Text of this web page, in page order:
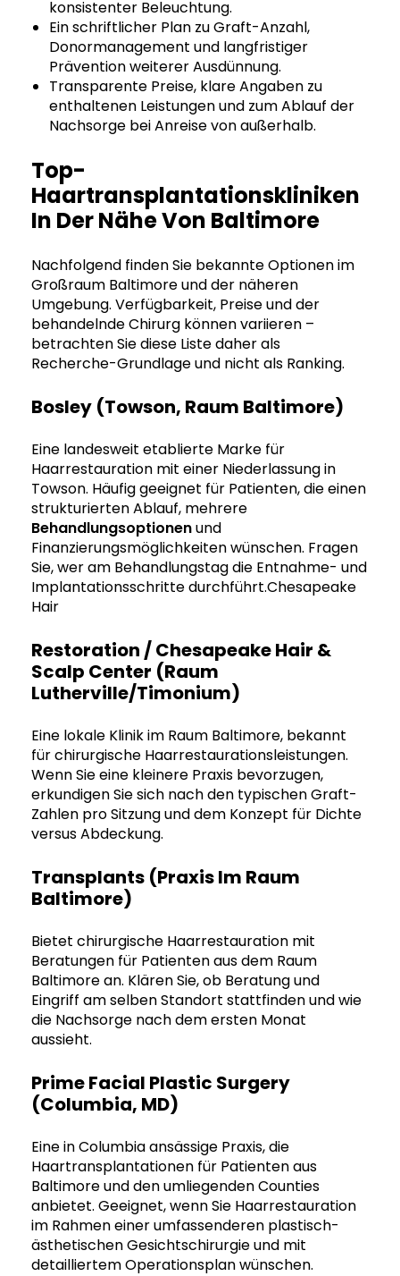
konsistenter Beleuchtung.
Ein schriftlicher Plan zu Graft-Anzahl,
Donormanagement und langfristiger
Prävention weiterer Ausdünnung.
Transparente Preise, klare Angaben zu
enthaltenen Leistungen und zum Ablauf der
Nachsorge bei Anreise von außerhalb.
Top-
Haartransplantationskliniken
In Der Nähe Von Baltimore
Nachfolgend finden Sie bekannte Optionen im
Großraum Baltimore und der näheren
Umgebung. Verfügbarkeit, Preise und der
behandelnde Chirurg können variieren –
betrachten Sie diese Liste daher als
Recherche-Grundlage und nicht als Ranking.
Bosley (Towson, Raum Baltimore)
Eine landesweit etablierte Marke für
Haarrestauration mit einer Niederlassung in
Towson. Häufig geeignet für Patienten, die einen
strukturierten Ablauf, mehrere
Behandlungsoptionenund
Finanzierungsmöglichkeiten wünschen. Fragen
Sie, wer am Behandlungstag die Entnahme- und
Implantationsschritte durchführt.Chesapeake
Hair
Restoration / Chesapeake Hair &
Scalp Center (Raum
Lutherville/Timonium)
Eine lokale Klinik im Raum Baltimore, bekannt
für chirurgische Haarrestaurationsleistungen.
Wenn Sie eine kleinere Praxis bevorzugen,
erkundigen Sie sich nach den typischen Graft-
Zahlen pro Sitzung und dem Konzept für Dichte
versus Abdeckung.
Transplants (Praxis Im Raum
Baltimore)
Bietet chirurgische Haarrestauration mit
Beratungen für Patienten aus dem Raum
Baltimore an. Klären Sie, ob Beratung und
Eingriff am selben Standort stattfinden und wie
die Nachsorge nach dem ersten Monat
aussieht.
Prime Facial Plastic Surgery
(Columbia, MD)
Eine in Columbia ansässige Praxis, die
Haartransplantationen für Patienten aus
Baltimore und den umliegenden Counties
anbietet. Geeignet, wenn Sie Haarrestauration
im Rahmen einer umfassenderen plastisch-
ästhetischen Gesichtschirurgie und mit
detailliertem Operationsplan wünschen.